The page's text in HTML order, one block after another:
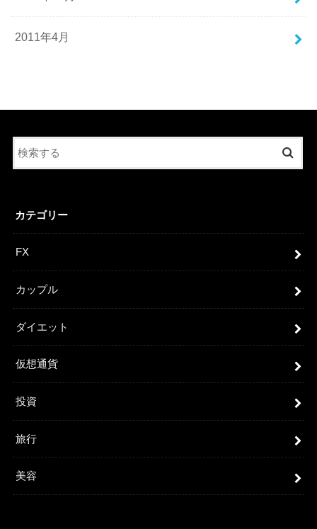
2011年4月
カテゴリー
FX
カップル
ダイエット
仮想通貨
投資
旅行
美容